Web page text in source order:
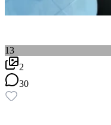
13
2
30